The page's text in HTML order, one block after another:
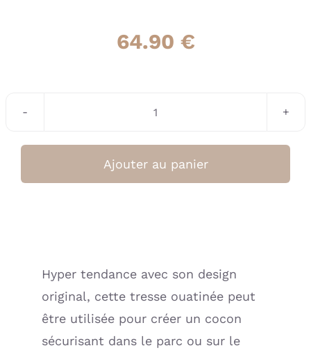
64.90 €
quantité
Tresse
–
Mix
&
Ajouter au panier
Hyper tendance avec son design
original, cette tresse ouatinée peut
être utilisée pour créer un cocon
sécurisant dans le parc ou sur le